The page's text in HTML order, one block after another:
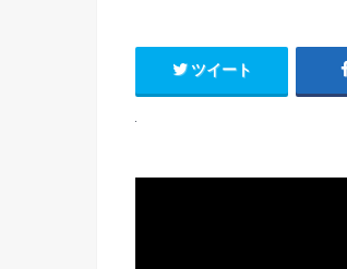
ツイート